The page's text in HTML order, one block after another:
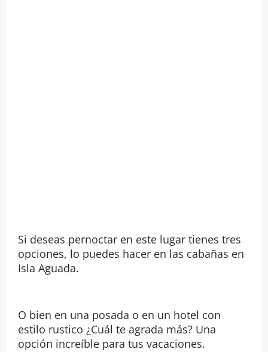
Si deseas pernoctar en este lugar tienes tres
opciones, lo puedes hacer en las cabañas en
Isla Aguada.
O bien en una posada o en un hotel con
estilo rustico ¿Cuál te agrada más? Una
opción increíble para tus vacaciones.